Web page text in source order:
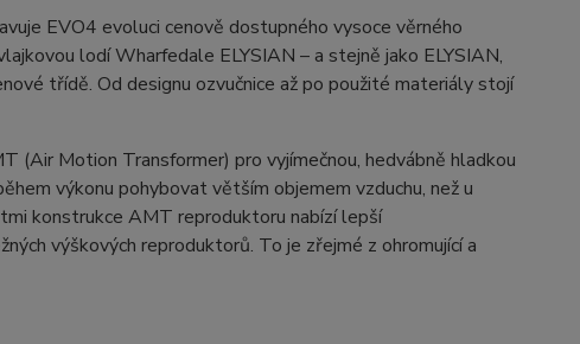
EVO4 evoluci cenově dostupného vysoce věrného
lodí Wharfedale ELYSIAN – a stejně jako ELYSIAN,
třídě. Od designu ozvučnice až po použité materiály stojí
(Air Motion Transformer) pro vyjímečnou, hedvábně hladkou
výkonu pohybovat větším objemem vzduchu, než u
konstrukce AMT reproduktoru nabízí lepší
výškových reproduktorů. To je zřejmé z ohromující a